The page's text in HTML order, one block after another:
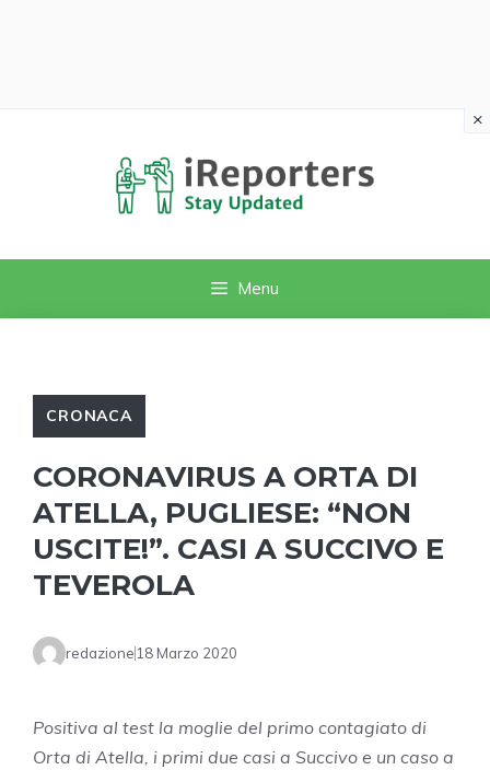
Menu
CRONACA
CORONAVIRUS A ORTA DI
ATELLA, PUGLIESE: “NON
USCITE!”. CASI A SUCCIVO E
TEVEROLA
redazione 18 Marzo 2020
Positiva al test la moglie del primo contagiato di
Orta di Atella, i primi due casi a Succivo e un caso a
×